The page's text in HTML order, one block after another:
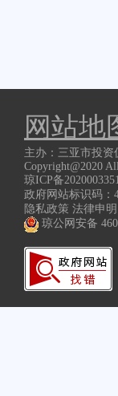
网站地
主办：三亚市投资
Copyright@2020
琼ICP备
政府网站标识码：
隐私政策 法律申明
琼公网安备